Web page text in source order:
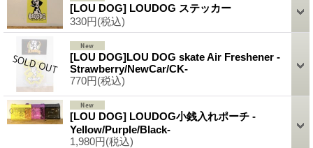
[LOU DOG] LOUDOG ステッカー
330円(税込)
[LOU DOG]LOU DOG skate Air Freshener -
Strawberry/NewCar/CK-
770円(税込)
[LOU DOG] LOUDOG小銭入れポーチ -
Yellow/Purple/Black-
1,980円(税込)